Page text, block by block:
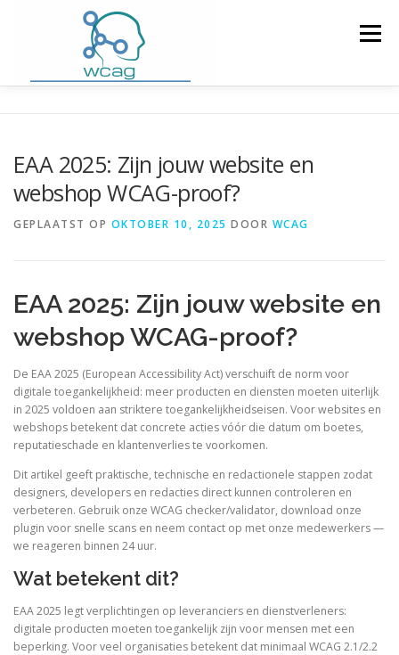
Menu
WCAG CHECKER / VALIDATOR
EAA 2025: Zijn jouw website en
webshop WCAG-proof?
GEPLAATST OP OKTOBER 10, 2025 DOOR WCAG
EAA 2025: Zijn jouw website en
webshop WCAG-proof?
De EAA 2025 (European Accessibility Act) verschuift de norm voor
digitale toegankelijkheid: meer producten en diensten moeten uiterlijk
in 2025 voldoen aan striktere toegankelijkheidseisen. Voor websites en
webshops betekent dat concrete acties vóór die datum om boetes,
reputatieschade en klantenverlies te voorkomen.
Dit artikel geeft praktische, technische en redactionele stappen zodat
designers, developers en redacties direct kunnen controleren en
verbeteren. Gebruik onze WCAG checker/validator, download onze
plugin voor snelle scans en neem contact op met onze medewerkers —
we reageren binnen 24 uur.
Wat betekent dit?
EAA 2025 legt verplichtingen op leveranciers en dienstverleners:
digitale producten moeten toegankelijk zijn voor mensen met een
beperking. Voor veel organisaties betekent dat minimaal WCAG 2.1/2.2